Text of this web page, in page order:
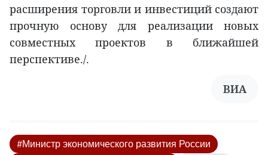
расширения торговли и инвестиций создают
прочную основу для реализации новых
совместных проектов в ближайшей
перспективе./.
ВИА
#Министр экономического развития России